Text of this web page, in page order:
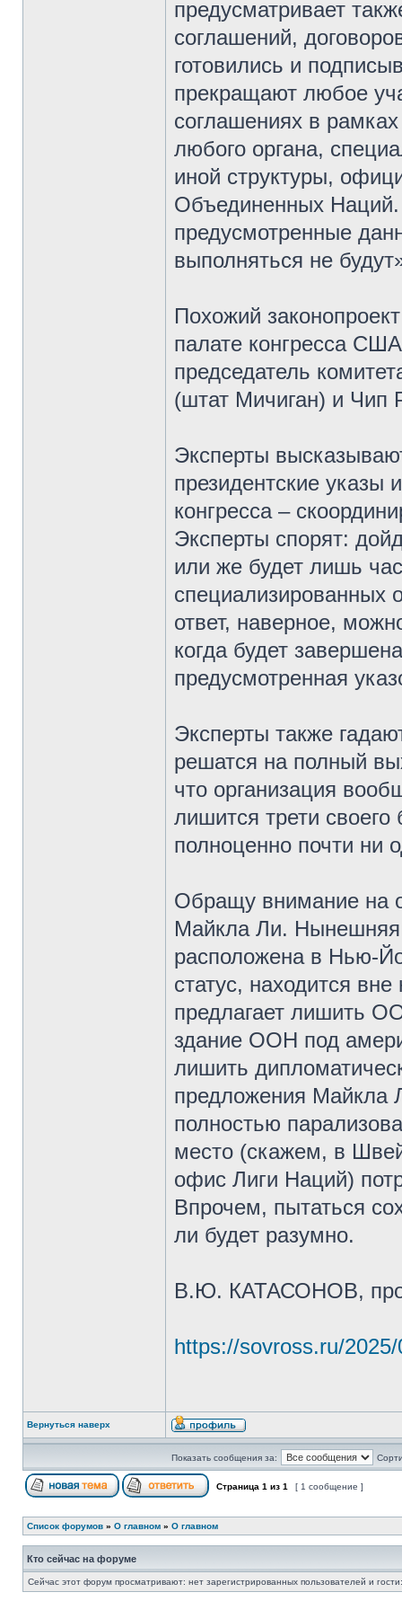
предусматривает
соглашений,
готовились и
прекращают любое
соглашениях в
любого органа,
иной структуры,
Объединенных
предусмотренные
выполняться не
Похожий
палате конгресса
председатель
(штат Мичиган) и Чип
Эксперты
президентские указы
конгресса –
Эксперты спорят:
или же будет лишь
специализированных
ответ, наверное,
когда будет
предусмотренная
Эксперты также
решатся на полный
что организация
лишится трети
полноценно почти ни
Обращу внимание на
Майкла Ли. Нынешняя
расположена в Нью-
статус, находится
предлагает лишить
здание ООН под
лишить
предложения Майкла
полностью
место (скажем, в
офис Лиги Наций)
Впрочем, пытаться
ли будет разумно.
В.Ю. КАТАСОНОВ,
https://sovross.ru/
Вернуться наверх
Показать сообщения за:
Страница 1 из 1 [ 1 сообщение ]
Список форумов » О главном » О главном
Кто сейчас на форуме
Сейчас этот форум просматривают: нет зарегистрированных пользователей и